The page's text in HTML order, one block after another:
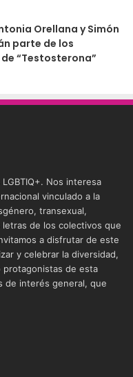
Orellana y Simón
parte de los
“Testosterona”
Nos interesa
vinculado a la
transexual,
de los colectivos que
a disfrutar de este
y celebrar la diversidad,
protagonistas de esta
de interés general, que